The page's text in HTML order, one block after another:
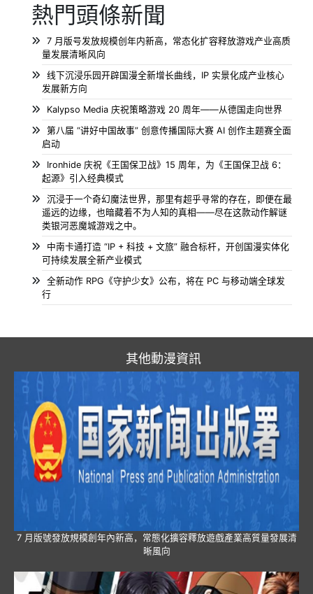
熱門頭條新聞
7 月版号发放规模创年内新高，常态化扩容释放游戏产业高质
量发展清晰风向
线下沉浸乐园开辟国漫全新增长曲线，IP 实景化成产业核心
发展新方向
Kalypso Media 庆祝策略游戏 20 周年——从德国走向世界
第八届 “讲好中国故事” 创意传播国际大赛 AI 创作主题赛全面
启动
Ironhide 庆祝《王国保卫战》15 周年，为《王国保卫战 6：
起源》引入经典模式
沉浸于一个奇幻魔法世界，那里有超乎寻常的存在，即便在最
遥远的边缘，也暗藏着不为人知的真相——尽在这款动作解谜
类银河恶魔城游戏之中。
中南卡通打造 “IP + 科技 + 文旅” 融合标杆，开创国漫实体化
可持续发展全新产业模式
全新动作 RPG《守护少女》公布，将在 PC 与移动端全球发
行
其他動漫資訊
7 月版號發放規模創年內新高，常態化擴容釋放遊戲產業高質量發展清
晰風向